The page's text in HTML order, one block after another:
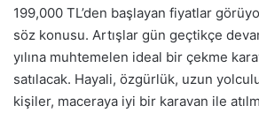
199,000 TL’den başlayan fiyatlar
söz konusu. Artışlar gün geçtikçe
yılına muhtemelen ideal bir çekme
satılacak. Hayali, özgürlük, uzun
kişiler, maceraya iyi bir karavan ile